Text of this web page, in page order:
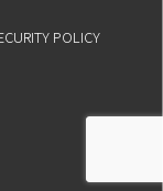
POLICY